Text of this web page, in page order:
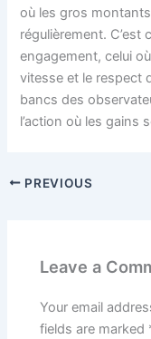
où les gros
régulièrement.
engagement, celui
vitesse et le respect
bancs des
l’action où les gains
PREVIOUS
Leave a
Your email
fields are marked